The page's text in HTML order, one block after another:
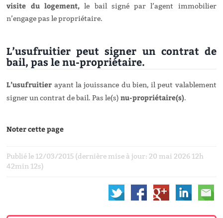
visite du logement,le bail signé par l’agent immobilier
n’engage pas le propriétaire.
L’usufruitier peut signer un contrat de
bail, pas le nu-propriétaire.
L’usufruitier ayant la jouissance du bien, il peut valablement
signer un contrat de bail. Pas le(s)nu-propriétaire(s).
Noter cette page
Publié le 12/03/2015 (dernière mise à jour: 20 mai 2026 12h
42min 12s)